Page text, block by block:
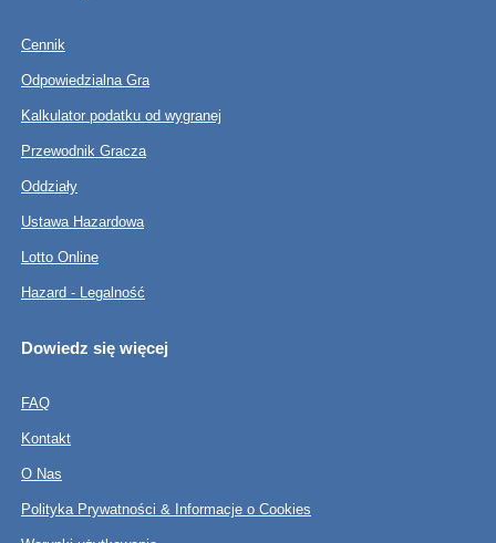
Cennik
Odpowiedzialna Gra
Kalkulator podatku od wygranej
Przewodnik Gracza
Oddziały
Ustawa Hazardowa
Lotto Online
Hazard - Legalność
Dowiedz się więcej
FAQ
Kontakt
O Nas
Polityka Prywatności & Informacje o Cookies